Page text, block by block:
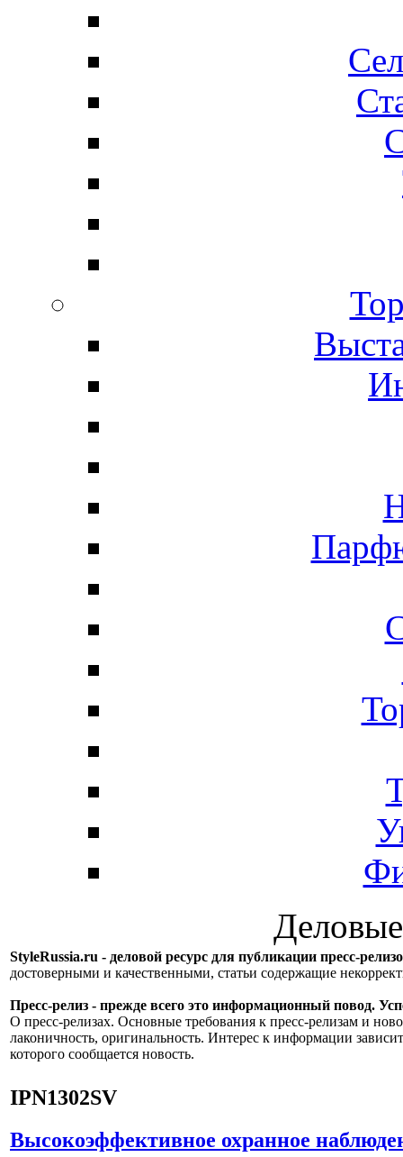
StyleRussia.ru - деловой ресурс для публикации пресс-
достоверными и качественными, статьи содержащие
Пресс-релиз - прежде всего это информационный повод.
О пресс-релизах. Основные требования к пресс-релизам и
лаконичность, оригинальность. Интерес к информации
которого сообщается новость.
IPN1302SV
Высокоэффективное охранное